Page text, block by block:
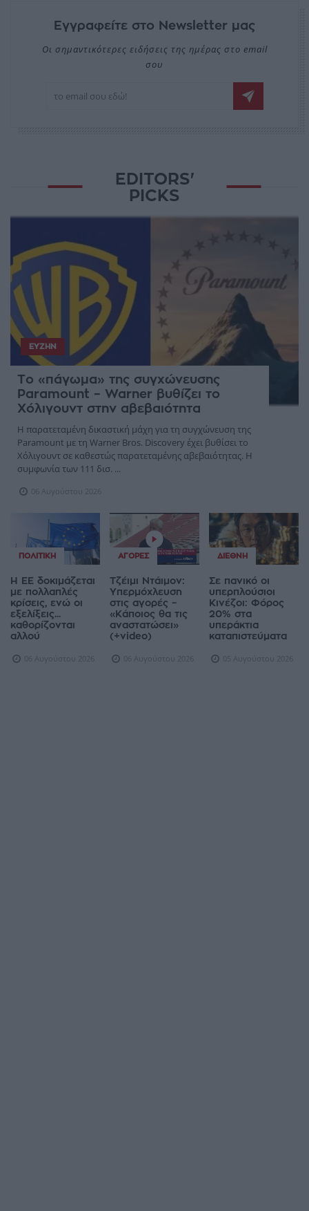
Εγγραφείτε στο Newsletter μας
Οι σημαντικότερες ειδήσεις της ημέρας στο email
σου
EDITORS'
PICKS
ΕΥΖΗΝ
Το «πάγωμα» της συγχώνευσης
Paramount – Warner βυθίζει το
Χόλιγουντ στην αβεβαιότητα
Η παρατεταμένη δικαστική μάχη για τη συγχώνευση της
Paramount με τη Warner Bros. Discovery έχει βυθίσει το
Χόλιγουντ σε καθεστώς παρατεταμένης αβεβαιότητας. Η
συμφωνία των 111 δισ. ...
06 Αυγούστου 2026
ΠΟΛΙΤΙΚΉ
Η ΕΕ δοκιμάζεται
με πολλαπλές
κρίσεις, ενώ οι
εξελίξεις...
καθορίζονται
αλλού
06 Αυγούστου 2026
ΑΓΟΡΈΣ
Τζέιμι Ντάιμον:
Υπερμόχλευση
στις αγορές –
«Κάποιος θα τις
αναστατώσει»
(+video)
06 Αυγούστου 2026
ΔΙΕΘΝΉ
Σε πανικό οι
υπερπλούσιοι
Κινέζοι: Φόρος
20% στα
υπεράκτια
καταπιστεύματα
05 Αυγούστου 2026